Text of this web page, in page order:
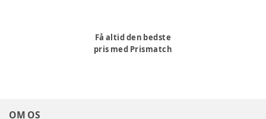
Få altid den bedste
pris med Prismatch
OM OS